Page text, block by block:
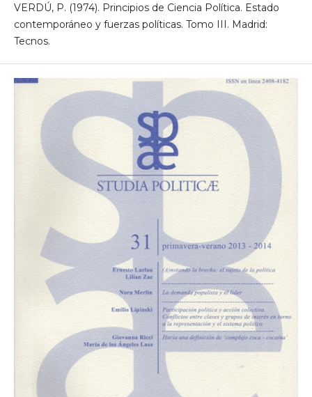
VERDÚ, P. (1974). Principios de Ciencia Política. Estado
contemporáneo y fuerzas políticas. Tomo III. Madrid:
Tecnos.